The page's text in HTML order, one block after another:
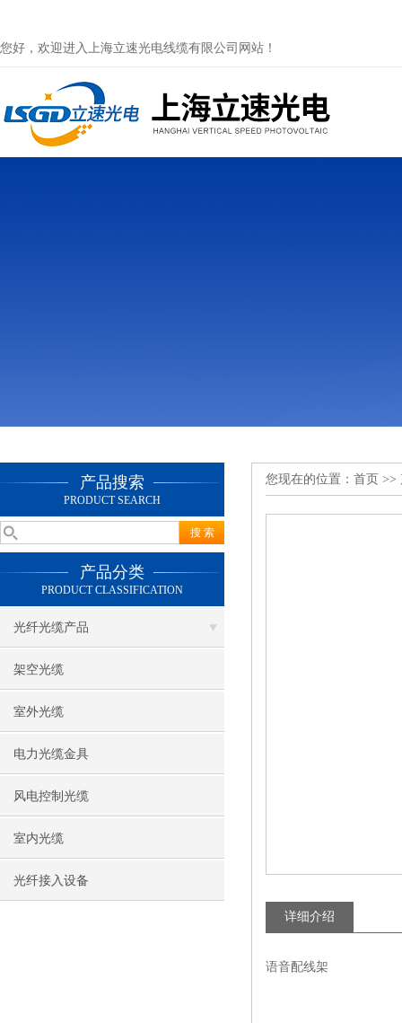
您好，欢迎进入上海立速光电线缆有限公司网站！
产品搜索
PRODUCT SEARCH
产品分类
PRODUCT CLASSIFICATION
光纤光缆产品
架空光缆
室外光缆
电力光缆金具
风电控制光缆
室内光缆
光纤接入设备
您现在的位置： 首页 >>
详细介绍
语音配线架